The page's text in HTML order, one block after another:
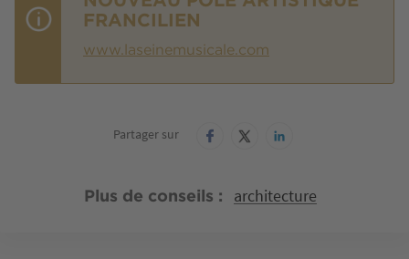
FRANCILIEN
www.laseinemusicale.com
Partager sur
Plus de conseils architecture